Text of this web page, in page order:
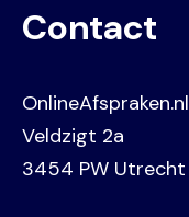
Contact
OnlineAfspraken.nl
Veldzigt 2a
3454 PW Utrecht